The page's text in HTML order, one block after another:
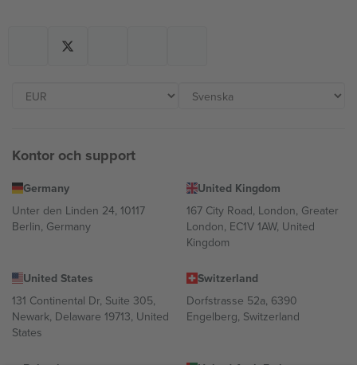
Kontor och support
Germany
Unter den Linden 24, 10117
Berlin, Germany
United Kingdom
167 City Road, London, Greater
London, EC1V 1AW, United
Kingdom
United States
131 Continental Dr, Suite 305,
Newark, Delaware 19713, United
States
Switzerland
Dorfstrasse 52a, 6390
Engelberg, Switzerland